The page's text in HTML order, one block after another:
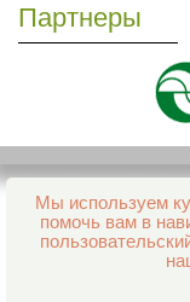
Партнеры
Мы используем
помочь вам в
Все права защищены и
© 2013–2026 Интернет-
Телефон: Служба обработки